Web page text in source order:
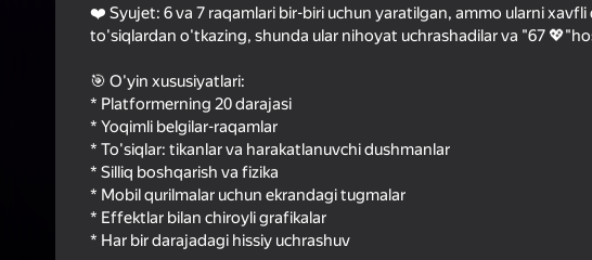
Oʻyin
❤️ Syujet: 6 va 7 raqamlari bir-biri uchun yaratilgan, ammo ularni
to'siqlardan o'tkazing, shunda ular nihoyat uchrashadilar va "67
🎯 O'yin xususiyatlari:
* Platformerning 20 darajasi
* Yoqimli belgilar-raqamlar
* To'siqlar: tikanlar va harakatlanuvchi dushmanlar
* Silliq boshqarish va fizika
* Mobil qurilmalar uchun ekrandagi tugmalar
* Effektlar bilan chiroyli grafikalar
* Har bir darajadagi hissiy uchrashuv